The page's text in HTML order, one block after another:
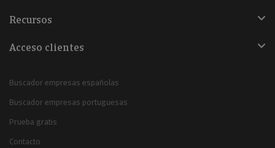
Recursos
Acceso clientes
Buscador empresas españolas
Buscador empresas portuguesas
Prueba gratis
Contacto